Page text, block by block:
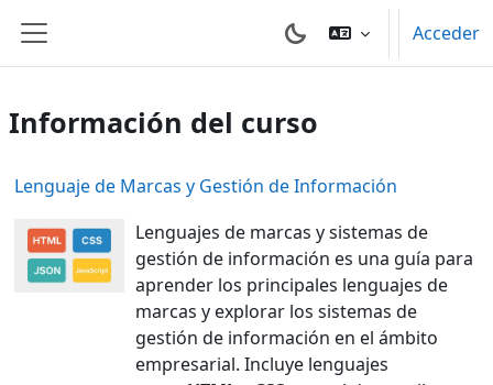
Panel lateral
Acceder
Información del curso
Lenguaje de Marcas y Gestión de Información
Lenguajes de marcas y sistemas de
gestión de información es una guía para
aprender los principales lenguajes de
marcas y explorar los sistemas de
gestión de información en el ámbito
empresarial. Incluye lenguajes